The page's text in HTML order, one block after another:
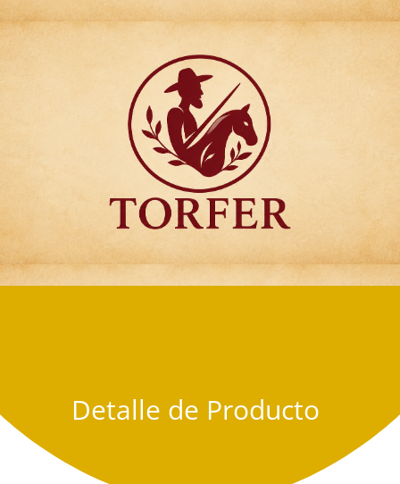
Articulos para
Regalo Torfer.
Detalle de Producto